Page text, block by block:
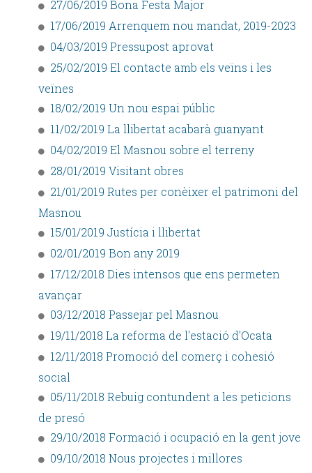
27/06/2019 Bona Festa Major
17/06/2019 Arrenquem nou mandat, 2019-2023
04/03/2019 Pressupost aprovat
25/02/2019 El contacte amb els veïns i les
veïnes
18/02/2019 Un nou espai públic
11/02/2019 La llibertat acabarà guanyant
04/02/2019 El Masnou sobre el terreny
28/01/2019 Visitant obres
21/01/2019 Rutes per conèixer el patrimoni del
Masnou
15/01/2019 Justícia i llibertat
02/01/2019 Bon any 2019
17/12/2018 Dies intensos que ens permeten
avançar
03/12/2018 Passejar pel Masnou
19/11/2018 La reforma de l'estació d'Ocata
12/11/2018 Promoció del comerç i cohesió
social
05/11/2018 Rebuig contundent a les peticions
de presó
29/10/2018 Formació i ocupació en la gent jove
09/10/2018 Nous projectes i millores